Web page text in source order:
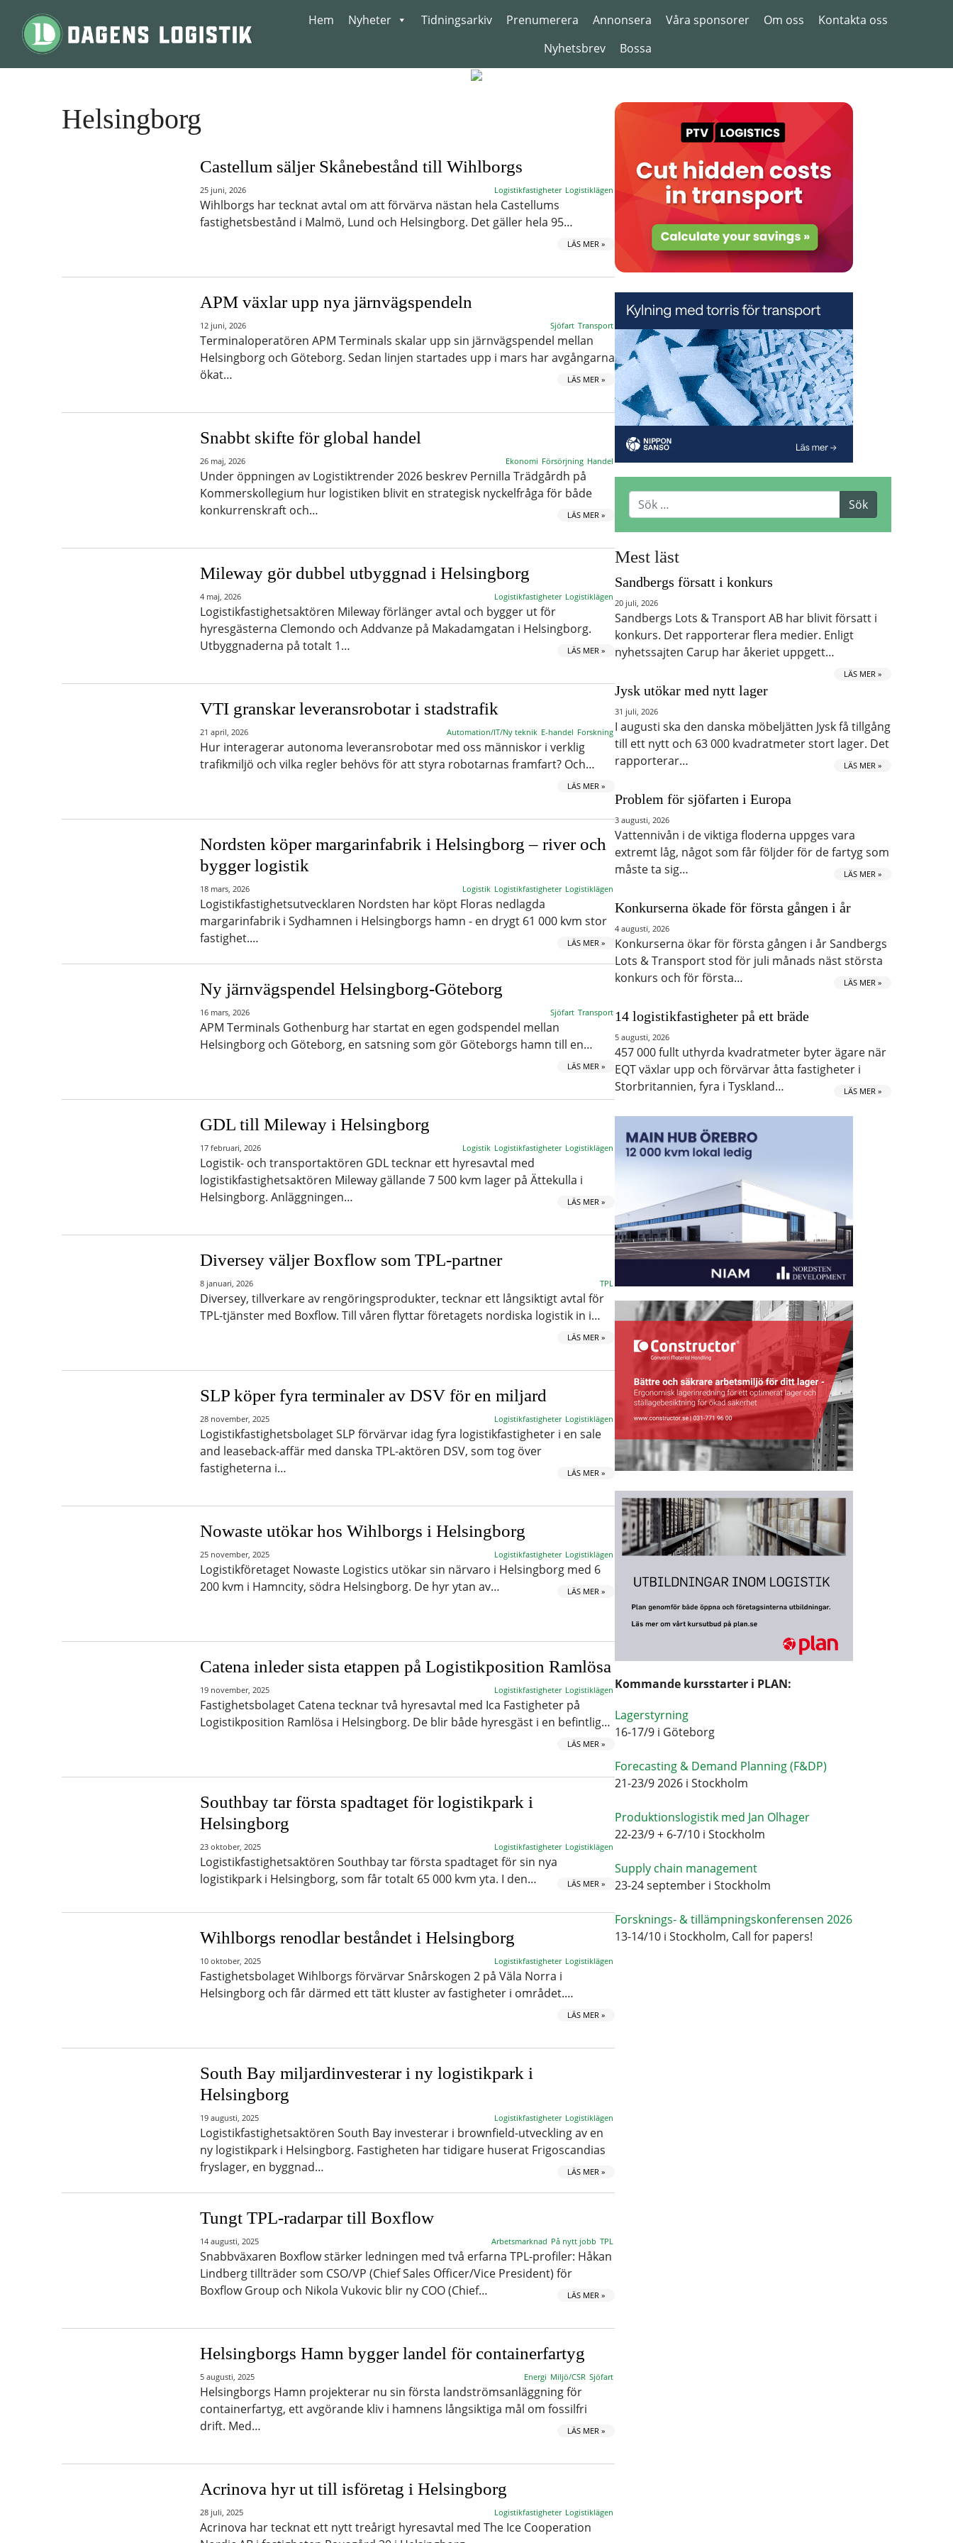
Hem Nyheter Tidningsarkiv Prenumerera Annonsera Våra sponsorer Om oss
Kontakta oss
Nyhetsbrev
Bossa
Helsingborg
Castellum säljer Skånebestånd till Wihlborgs
25 juni, 2026 Logistikfastigheter Logistiklägen
Wihlborgs har tecknat avtal om att förvärva nästan hela Castellums
fastighetsbestånd i Malmö, Lund och Helsingborg. Det gäller hela 95…
LÄS MER »
APM växlar upp nya järnvägspendeln
12 juni, 2026 Sjöfart Transport
Terminaloperatören APM Terminals skalar upp sin järnvägspendel mellan
Helsingborg och Göteborg. Sedan linjen startades upp i mars har avgångarna
ökat…
LÄS MER »
Snabbt skifte för global handel
26 maj, 2026 Ekonomi Försörjning Handel
Under öppningen av Logistiktrender 2026 beskrev Pernilla Trädgårdh på
Kommerskollegium hur logistiken blivit en strategisk nyckelfråga för både
konkurrenskraft och…
LÄS MER »
Mileway gör dubbel utbyggnad i Helsingborg
4 maj, 2026 Logistikfastigheter Logistiklägen
Logistikfastighetsaktören Mileway förlänger avtal och bygger ut för
hyresgästerna Clemondo och Addvanze på Makadamgatan i Helsingborg.
Utbyggnaderna på totalt 1…
LÄS MER »
VTI granskar leveransrobotar i stadstrafik
21 april, 2026 Automation/IT/Ny teknik E-handel Forskning
Hur interagerar autonoma leveransrobotar med oss människor i verklig
trafikmiljö och vilka regler behövs för att styra robotarnas framfart? Och…
LÄS MER »
Nordsten köper margarinfabrik i Helsingborg – river och
bygger logistik
18 mars, 2026 Logistik Logistikfastigheter Logistiklägen
Logistikfastighetsutvecklaren Nordsten har köpt Floras nedlagda
margarinfabrik i Sydhamnen i Helsingborgs hamn - en drygt 61 000 kvm stor
fastighet.…
LÄS MER »
Ny järnvägspendel Helsingborg-Göteborg
16 mars, 2026 Sjöfart Transport
APM Terminals Gothenburg har startat en egen godspendel mellan
Helsingborg och Göteborg, en satsning som gör Göteborgs hamn till en…
LÄS MER »
GDL till Mileway i Helsingborg
17 februari, 2026 Logistik Logistikfastigheter Logistiklägen
Logistik- och transportaktören GDL tecknar ett hyresavtal med
logistikfastighetsaktören Mileway gällande 7 500 kvm lager på Ättekulla i
Helsingborg. Anläggningen…
LÄS MER »
Diversey väljer Boxflow som TPL-partner
8 januari, 2026 TPL
Diversey, tillverkare av rengöringsprodukter, tecknar ett långsiktigt avtal för
TPL-tjänster med Boxflow. Till våren flyttar företagets nordiska logistik in i…
LÄS MER »
SLP köper fyra terminaler av DSV för en miljard
28 november, 2025 Logistikfastigheter Logistiklägen
Logistikfastighetsbolaget SLP förvärvar idag fyra logistikfastigheter i en sale
and leaseback-affär med danska TPL-aktören DSV, som tog över
fastigheterna i…
LÄS MER »
Nowaste utökar hos Wihlborgs i Helsingborg
25 november, 2025 Logistikfastigheter Logistiklägen
Logistikföretaget Nowaste Logistics utökar sin närvaro i Helsingborg med 6
200 kvm i Hamncity, södra Helsingborg. De hyr ytan av…
LÄS MER »
Catena inleder sista etappen på Logistikposition Ramlösa
19 november, 2025 Logistikfastigheter Logistiklägen
Fastighetsbolaget Catena tecknar två hyresavtal med Ica Fastigheter på
Logistikposition Ramlösa i Helsingborg. De blir både hyresgäst i en befintlig…
LÄS MER »
Southbay tar första spadtaget för logistikpark i
Helsingborg
23 oktober, 2025 Logistikfastigheter Logistiklägen
Logistikfastighetsaktören Southbay tar första spadtaget för sin nya
logistikpark i Helsingborg, som får totalt 65 000 kvm yta. I den…
LÄS MER »
Wihlborgs renodlar beståndet i Helsingborg
10 oktober, 2025 Logistikfastigheter Logistiklägen
Fastighetsbolaget Wihlborgs förvärvar Snårskogen 2 på Väla Norra i
Helsingborg och får därmed ett tätt kluster av fastigheter i området.…
LÄS MER »
South Bay miljardinvesterar i ny logistikpark i
Helsingborg
19 augusti, 2025 Logistikfastigheter Logistiklägen
Logistikfastighetsaktören South Bay investerar i brownfield-utveckling av en
ny logistikpark i Helsingborg. Fastigheten har tidigare huserat Frigoscandias
fryslager, en byggnad…
LÄS MER »
Tungt TPL-radarpar till Boxflow
14 augusti, 2025 Arbetsmarknad På nytt jobb TPL
Snabbväxaren Boxflow stärker ledningen med två erfarna TPL-profiler: Håkan
Lindberg tillträder som CSO/VP (Chief Sales Officer/Vice President) för
Boxflow Group och Nikola Vukovic blir ny COO (Chief…
LÄS MER »
Helsingborgs Hamn bygger landel för containerfartyg
5 augusti, 2025 Energi Miljö/CSR Sjöfart
Helsingborgs Hamn projekterar nu sin första landströmsanläggning för
containerfartyg, ett avgörande kliv i hamnens långsiktiga mål om fossilfri
drift. Med…
LÄS MER »
Acrinova hyr ut till isföretag i Helsingborg
28 juli, 2025 Logistikfastigheter Logistiklägen
Acrinova har tecknat ett nytt treårigt hyresavtal med The Ice Cooperation
Mest läst
Sandbergs försatt i konkurs
20 juli, 2026
Sandbergs Lots & Transport AB har blivit försatt i
konkurs. Det rapporterar flera medier. Enligt
nyhetssajten Carup har åkeriet uppgett…
LÄS MER »
Jysk utökar med nytt lager
31 juli, 2026
I augusti ska den danska möbeljätten Jysk få tillgång
till ett nytt och 63 000 kvadratmeter stort lager. Det
rapporterar…
LÄS MER »
Problem för sjöfarten i Europa
3 augusti, 2026
Vattennivån i de viktiga floderna uppges vara
extremt låg, något som får följder för de fartyg som
måste ta sig…
LÄS MER »
Konkurserna ökade för första gången i år
4 augusti, 2026
Konkurserna ökar för första gången i år Sandbergs
Lots & Transport stod för juli månads näst största
konkurs och för första…
LÄS MER »
14 logistikfastigheter på ett bräde
5 augusti, 2026
457 000 fullt uthyrda kvadratmeter byter ägare när
EQT växlar upp och förvärvar åtta fastigheter i
Storbritannien, fyra i Tyskland…
LÄS MER »
Kommande kursstarter i PLAN:
Lagerstyrning
16-17/9 i Göteborg
Forecasting & Demand Planning (F&DP)
21-23/9 2026 i Stockholm
Produktionslogistik med Jan Olhager
22-23/9 + 6-7/10 i Stockholm
Supply chain management
23-24 september i Stockholm
Forsknings- & tillämpningskonferensen 2026
13-14/10 i Stockholm, Call for papers!